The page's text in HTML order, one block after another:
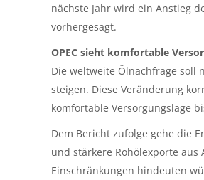
nächste Jahr wird ein Anstieg
vorhergesagt.
OPEC sieht komfortable
Die weltweite Ölnachfrage soll
steigen. Diese Veränderung
komfortable Versorgungslage
Dem Bericht zufolge gehe die
und stärkere Rohölexporte aus
Einschränkungen hindeuten